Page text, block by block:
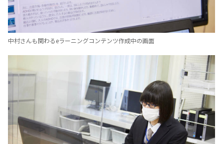
中村さんも関わるeラーニングコンテンツ作成中の画面